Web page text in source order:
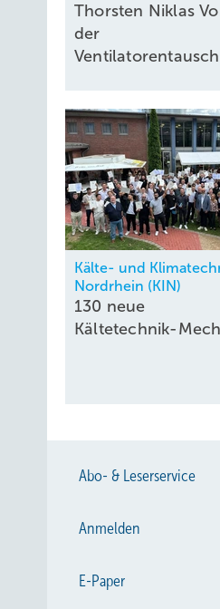
Thorsten Niklas
der
Kälte- und
Nordrhein (KIN)
130 neue
Kältetechnik-
Abo- & Leserservice
Anmelden
E-Paper